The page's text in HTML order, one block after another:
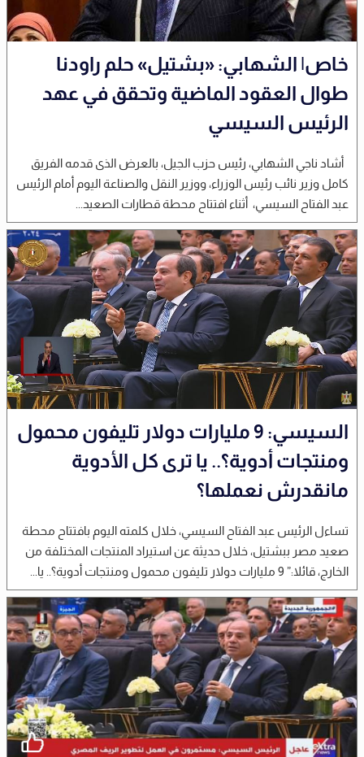
خاص| الشهابي: «بشتيل» حلم راودنا
طوال العقود الماضية وتحقق في عهد
الرئيس السيسي
أشاد ناجي الشهابي، رئيس حزب الجيل، بالعرض الذى قدمه الفريق
كامل وزير نائب رئيس الوزراء، ووزير النقل والصناعة اليوم أمام الرئيس
عبد الفتاح السيسي، أثناء افتتاح محطة قطارات الصعيد...
السيسي: 9 مليارات دولار تليفون محمول
ومنتجات أدوية؟.. يا ترى كل الأدوية
مانقدرش نعملها؟
تساءل الرئيس عبد الفتاح السيسي، خلال كلمته اليوم بافتتاح محطة
صعيد مصر ببشتيل، خلال حديثة عن استيراد المنتجات المختلفة من
الخارج، قائلا:” 9 مليارات دولار تليفون محمول ومنتجات أدوية؟.. يا...